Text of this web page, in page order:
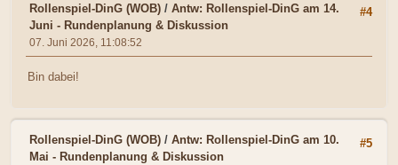
#4
Rollenspiel-DinG (WOB) / Antw: Rollenspiel-DinG am 14.
Juni - Rundenplanung & Diskussion
07. Juni 2026, 11:08:52
Bin dabei!
#5
Rollenspiel-DinG (WOB) / Antw: Rollenspiel-DinG am 10.
Mai - Rundenplanung & Diskussion